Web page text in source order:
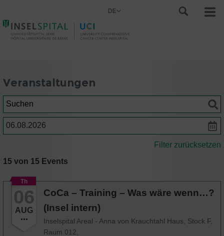
DE
Veranstaltungen
Suchen
Datum
15 von 15 Events
Filter zurücksetzen
Th
06
AUG
CoCa – Training – Was wäre wenn…?
(Insel intern)
Inselspital Areal - Anna von Krauchtahl Haus, Stock F,
Raum 012,